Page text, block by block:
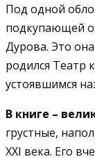
Под одной
подкупающей
Дурова. Это
родился Театр
устоявшимся
В книге –
грустные,
XXI века. Его